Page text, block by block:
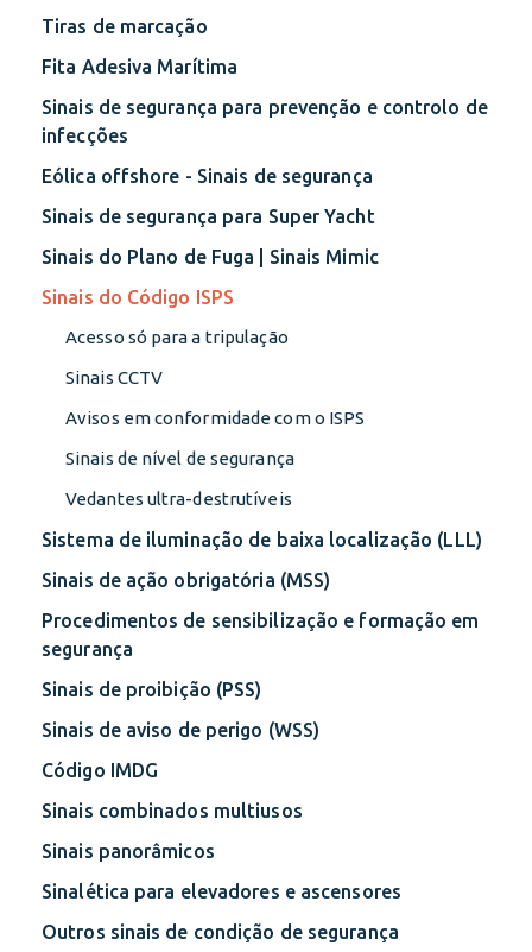
Tiras de marcação
Fita Adesiva Marítima
Sinais de segurança para prevenção e controlo de
infecções
Eólica offshore - Sinais de segurança
Sinais de segurança para Super Yacht
Sinais do Plano de Fuga | Sinais Mimic
Sinais do Código ISPS
Acesso só para a tripulação
Sinais CCTV
Avisos em conformidade com o ISPS
Sinais de nível de segurança
Vedantes ultra-destrutíveis
Sistema de iluminação de baixa localização (LLL)
Sinais de ação obrigatória (MSS)
Procedimentos de sensibilização e formação em
segurança
Sinais de proibição (PSS)
Sinais de aviso de perigo (WSS)
Código IMDG
Sinais combinados multiusos
Sinais panorâmicos
Sinalética para elevadores e ascensores
Outros sinais de condição de segurança